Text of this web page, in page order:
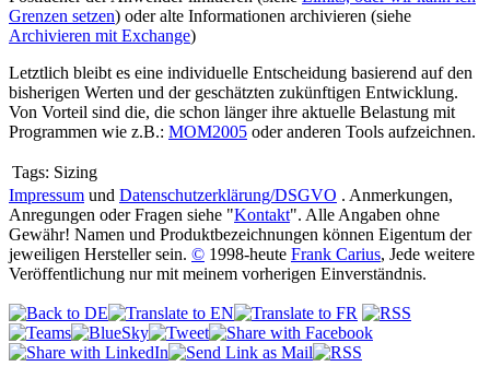
Grenzen setzen) oder alte Informationen archivieren (siehe
Archivieren mit Exchange)
Letztlich bleibt es eine individuelle Entscheidung basierend auf den
bisherigen Werten und der geschätzten zukünftigen Entwicklung.
Von Vorteil sind die, die schon länger ihre aktuelle Belastung mit
Programmen wie z.B.: MOM2005 oder anderen Tools aufzeichnen.
Tags: Sizing
Impressum und Datenschutzerklärung/DSGVO . Anmerkungen,
Anregungen oder Fragen siehe "Kontakt". Alle Angaben ohne
Gewähr! Namen und Produktbezeichnungen können Eigentum der
jeweiligen Hersteller sein. © 1998-heute Frank Carius, Jede weitere
Veröffentlichung nur mit meinem vorherigen Einverständnis.